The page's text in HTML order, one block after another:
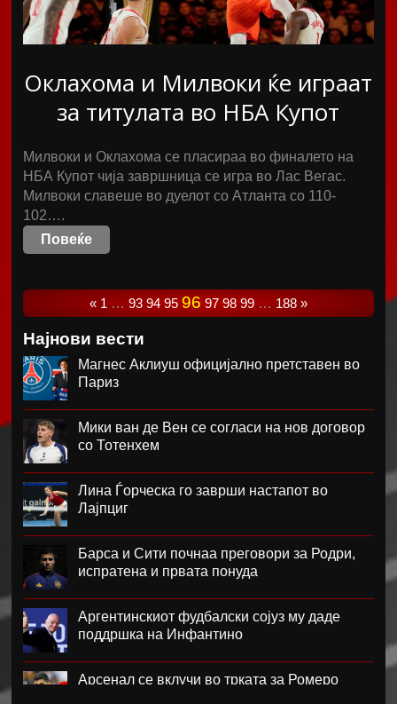
Оклахома и Милвоки ќе играат
за титулата во НБА Купот
Милвоки и Оклахома се пласираа во финалето на
НБА Купот чија завршница се игра во Лас Вегас.
Милвоки славеше во дуелот со Атланта со 110-
102….
Повеќе
« 1 … 93 94 95 96 97 98 99 … 188 »
Најнови вести
Магнес Аклиуш официјално претставен во
Париз
Мики ван де Вен се согласи на нов договор
со Тотенхем
Лина Ѓорческа го заврши настапот во
Лајпциг
Барса и Сити почнаа преговори за Родри,
испратена и првата понуда
Аргентинскиот фудбалски сојуз му даде
поддршка на Инфантино
Арсенал се вклучи во трката за Ромеро